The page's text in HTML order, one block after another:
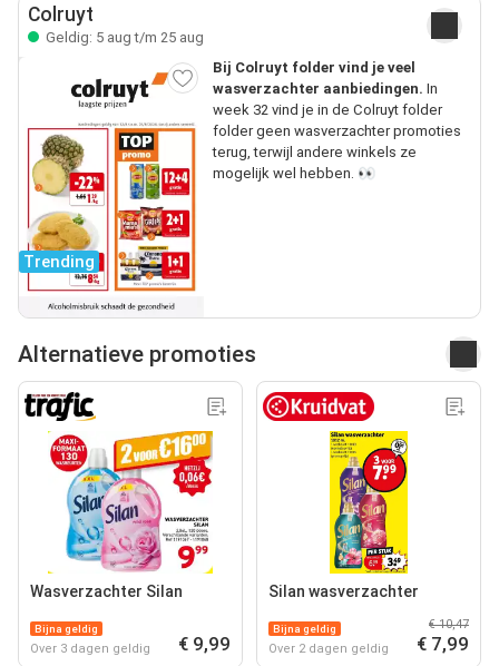
Colruyt
Geldig: 5 aug t/m 25 aug
Trending
Bij Colruyt folder vind je veel
wasverzachter aanbiedingen. In
week 32 vind je in de Colruyt folder
folder geen wasverzachter promoties
terug, terwijl andere winkels ze
mogelijk wel hebben. 👀
Alternatieve promoties
Wasverzachter Silan
Bijna geldig
Over 3 dagen geldig € 9,99
Silan wasverzachter
Bijna geldig
Over 2 dagen geldig
€ 10,47
€ 7,99